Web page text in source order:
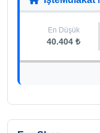
En Düşük
40.404 ₺